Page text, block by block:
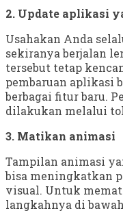
2. Update aplikasi
Usahakan Anda
sekiranya berjalan
tersebut tetap
pembaruan aplikasi
berbagai fitur baru.
dilakukan melalui
3. Matikan animasi
Tampilan animasi
bisa meningkatkan
visual. Untuk
langkahnya di